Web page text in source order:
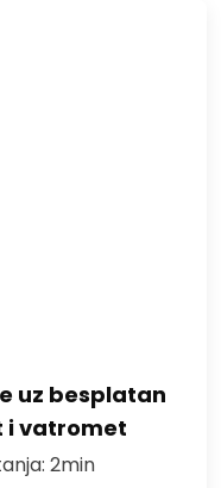
uz besplatan
i vatromet
2min